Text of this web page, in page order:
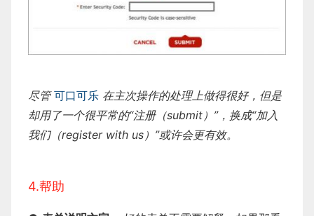
尽管 可口可乐 在主次操作的处理上做得很好，但是
却用了一个很平常的“注册（submit）”，换成“加入
我们（register with us）”或许会更有效。
4.帮助